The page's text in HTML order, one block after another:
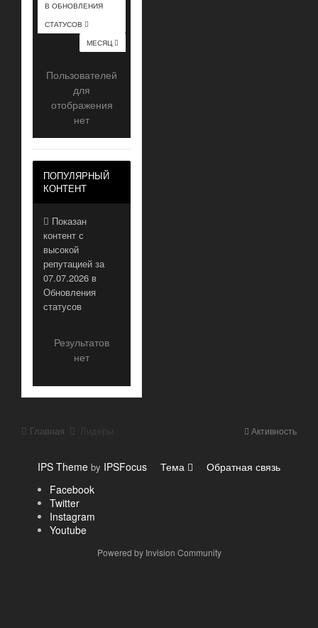
В ОБНОВЛЕНИЯ
СТАТУСОВ
МЕСЯЦ
Пользователей
для
отображения
нет
ПОПУЛЯРНЫЙ
КОНТЕНТ
Показан
контент с
высокой
репутацией за
07.07.2026 в
Обновления
статусов
Результатов
нет
Активность
Главная
IPS Theme by IPSFocus Тема
Обратная связь
Facebook
Twitter
Instagram
Youtube
Powered by Invision Community